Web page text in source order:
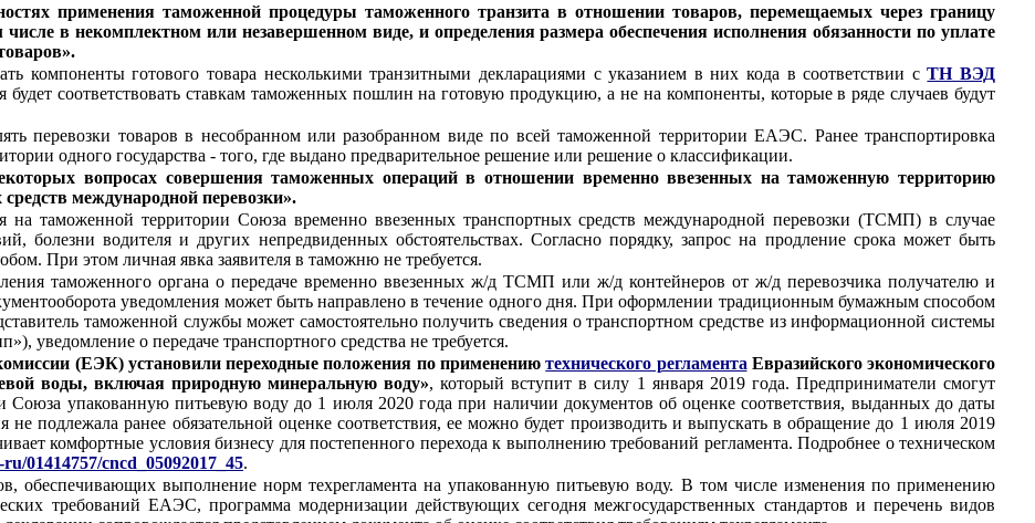
применения таможенной процедуры таможенного транзита в отношении товаров, перемещаемых через границу
в некомплектном или незавершенном виде, и определения размера обеспечения исполнения обязанности по уплате
компоненты готового товара несколькими транзитными декларациями с указанием в них кода в соответствии сТН ВЭД
будет соответствовать ставкам таможенных пошлин на готовую продукцию, а не на компоненты, которые в ряде случаев будут
перевозки товаров в несобранном или разобранном виде по всей таможенной территории ЕАЭС. Ранее транспортировка
одного государства - того, где выдано предварительное решение или решение о классификации.
вопросах совершения таможенных операций в отношении временно ввезенных на таможенную территорию
международной перевозки».
на таможенной территории Союза временно ввезенных транспортных средств международной перевозки (ТСМП) в случае
болезни водителя и других непредвиденных обстоятельствах. Согласно порядку, запрос на продление срока может быть
При этом личная явка заявителя в таможню не требуется.
таможенного органа о передаче временно ввезенных ж/д ТСМП или ж/д контейнеров от ж/д перевозчика получателю и
уведомления может быть направлено в течение одного дня. При оформлении традиционным бумажным способом
таможенной службы может самостоятельно получить сведения о транспортном средстве из информационной системы
уведомление о передаче транспортного средства не требуется.
(ЕЭК) установили переходные положения по применениютехнического регламента Евразийского экономического
воды, включая природную минеральную воду», который вступит в силу 1 января 2019 года. Предприниматели смогут
Союза упакованную питьевую воду до 1 июля 2020 года при наличии документов об оценке соответствия, выданных до даты
не подлежала ранее обязательной оценке соответствия, ее можно будет производить и выпускать в обращение до 1 июля 2019
комфортные условия бизнесу для постепенного перехода к выполнению требований регламента. Подробнее о техническом
01414757/cncd_05092017_45.
обеспечивающих выполнение норм техрегламента на упакованную питьевую воду. В том числе изменения по применению
требований ЕАЭС, программа модернизации действующих сегодня межгосударственных стандартов и перечень видов